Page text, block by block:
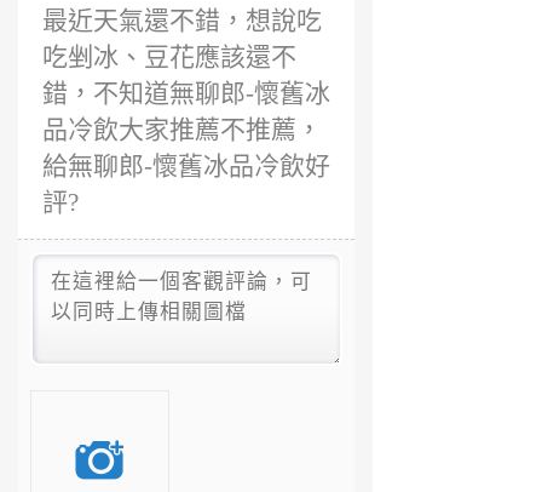
最近天氣還不錯，想說吃
吃剉冰、豆花應該還不
錯，不知道無聊郎-懷舊冰
品冷飲大家推薦不推薦，
給無聊郎-懷舊冰品冷飲好
評?